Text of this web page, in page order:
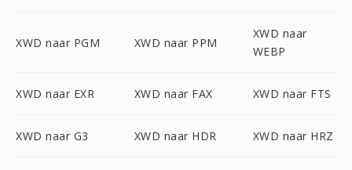
XWD naar PGM XWD naar PPM
XWD naar
WEBP
XWD naar EXR XWD naar FAX XWD naar FTS
XWD naar G3 XWD naar HDR XWD naar HRZ